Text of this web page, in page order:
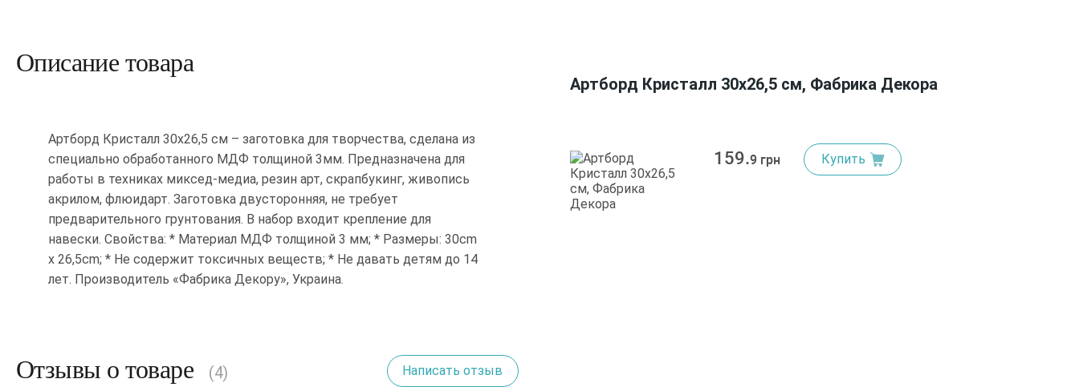
Описание товара
Артборд Кристалл 30х26,5 см – заготовка для творчества, сделана из
специально обработанного МДФ толщиной 3мм. Предназначена для
работы в техниках миксед-медиа, резин арт, скрапбукинг, живопись
акрилом, флюидарт. Заготовка двусторонняя, не требует
предварительного грунтования. В набор входит крепление для
навески. Свойства: * Материал МДФ толщиной 3 мм; * Размеры: 30cm
x 26,5cm; * Не содержит токсичных веществ; * Не давать детям до 14
лет. Производитель «Фабрика Декору», Украина.
Отзывы о товаре (4) Написать отзыв
Артборд Кристалл 30х26,5 см, Фабрика Декора
159.9 грн Купить